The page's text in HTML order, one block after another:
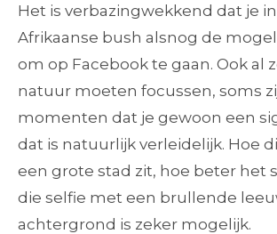
Het is verbazingwekkend dat je
Afrikaanse bush alsnog de
om op Facebook te gaan. Ook al
natuur moeten focussen, soms
momenten dat je gewoon een
dat is natuurlijk verleidelijk. Hoe
een grote stad zit, hoe beter het
die selfie met een brullende
achtergrond is zeker mogelijk.